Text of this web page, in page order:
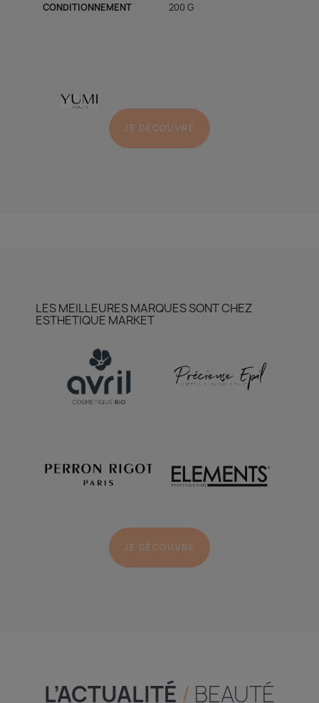
CONDITIONNEMENT 200 G
JE DÉCOUVRE
LES MEILLEURES MARQUES SONT CHEZ
ESTHETIQUE MARKET
JE DÉCOUVRE
L’ACTUALITÉ / BEAUTÉ